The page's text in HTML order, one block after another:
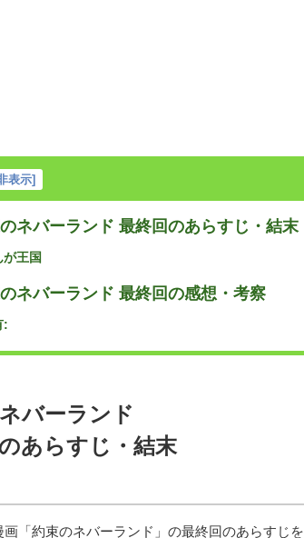
表示]
ネバーランド 最終回のあらすじ・結末
が王国
ネバーランド 最終回の感想・考察
:
バーランド
あらすじ・結末
画「約束のネバーランド」の最終回のあらすじを